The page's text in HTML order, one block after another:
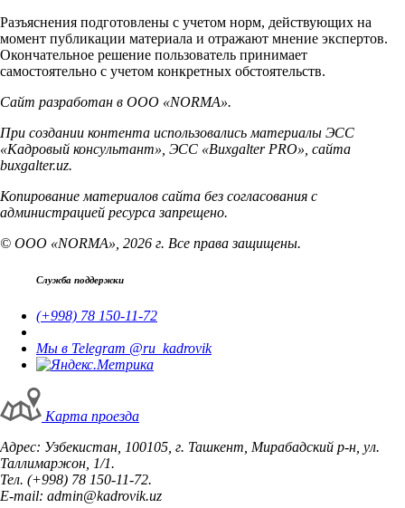
Разъяснения подготовлены с учетом норм, действующих на
момент публикации материала и отражают мнение экспертов.
Окончательное решение пользователь принимает
самостоятельно с учетом конкретных обстоятельств.
Сайт разработан в ООО «NORMA».
При создании контента использовались материалы ЭСС
«Кадровый консультант», ЭСС «Buxgalter PRO», сайта
buxgalter.uz.
Копирование материалов сайта без согласования с
администрацией ресурса запрещено.
© ООО «NORMA», 2026 г. Все права защищены.
Служба поддержки
(+998) 78 150-11-72
Мы в Telegram @ru_kadrovik
Карта проезда
Адрес: Узбекистан, 100105, г. Ташкент, Мирабадский р-н, ул.
Таллимаржон, 1/1.
Тел. (+998) 78 150-11-72.
E-mail: admin@kadrovik.uz